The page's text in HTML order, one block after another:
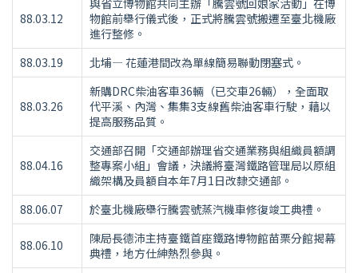
88.03.12
與省立博物館共同主辦「騰雲號回娘家活動」在博
物館前舉行儀式後，正式將騰雲號搬遷至臺北機廠
進行整修。
88.03.19
北埔— 花蓮港間改為單線簡易聯動閉塞式。
88.03.26
新購DRC柴油客車36輛（已交車26輛），全面取
代平溪、內灣、集集3支線舊柴油客車行駛，藉以
提高服務品質。
88.04.16
交通部召開「交通部辦理省交通業務與組織員額調
整專案小組」會議，決議將臺灣鐵路管理局以原組
織架構及員額自本年7月1日改隸交通部。
88.06.07
於臺北機廠舉行騰雲號蒸汽機車修復竣工典禮。
88.06.10
陳局長德沛主持臺鐵首座鐵路博物館苗栗分館揭幕
典禮，地方仕紳熱烈參與。